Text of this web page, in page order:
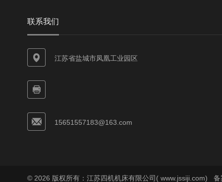
联系我们
江苏省盐城市凤凰工业园区
15651557183@163.com
© 2026 版权所有：江苏四机机床有限公司( www.jssiji.com) 备